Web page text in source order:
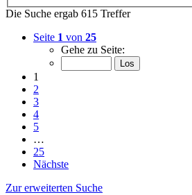
Die Suche ergab 615 Treffer
Seite 1 von 25
Gehe zu Seite:
1
2
3
4
5
…
25
Nächste
Zur erweiterten Suche